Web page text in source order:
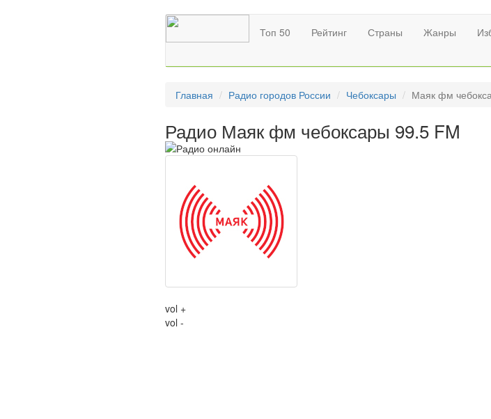
Топ 50 Рейтинг Страны Жанры
Главная Радио городов России Чебоксары Маяк фм
Радио Маяк фм чебоксары 99.5 FM
vol +
vol -